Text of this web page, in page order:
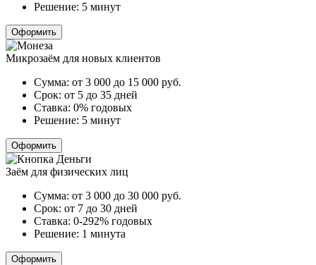
Решение: 5 минут
Оформить
Микрозаём для новых клиентов
Сумма: от 3 000 до 15 000 руб.
Срок: от 5 до 35 дней
Ставка: 0% годовых
Решение: 5 минут
Оформить
Заём для физических лиц
Сумма: от 3 000 до 30 000 руб.
Срок: от 7 до 30 дней
Ставка: 0-292% годовых
Решение: 1 минута
Оформить